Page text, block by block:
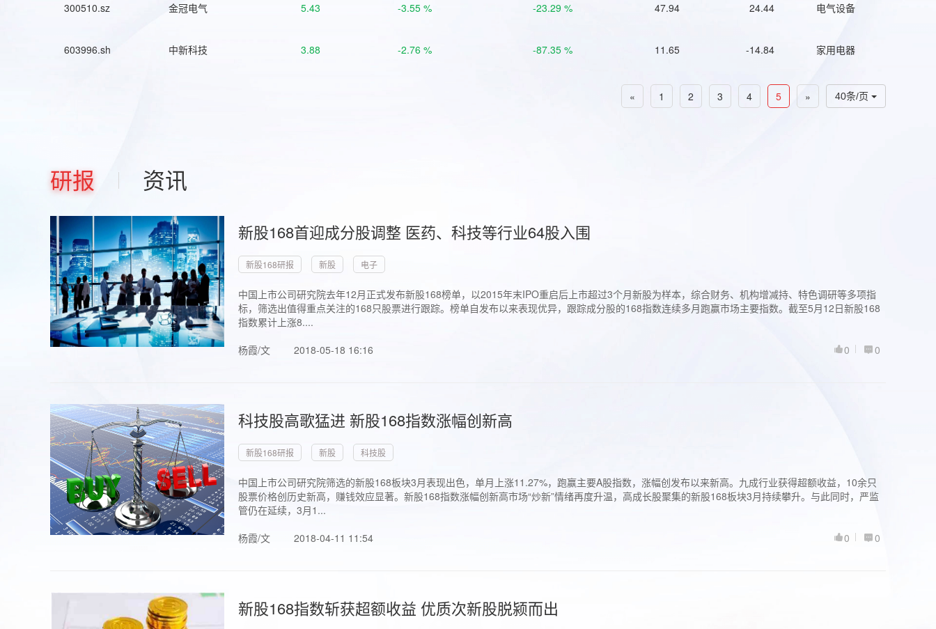
300510.sz 金冠电气 5.43 -3.55 % -23.29 % 47.94 24.44 电气设备
603996.sh 中新科技 3.88 -2.76 % -87.35 % 11.65 -14.84 家用电器
40条/页
« 1 2 3 4 5 »
研报 资讯
新股168首迎成分股调整 医药、科技等行业64股入围
新股168研报 新股 电子
中国上市公司研究院去年12月正式发布新股168榜单，以2015年末IPO重启后上市超过3个月新股为样本，综合财务、机构增减持、特色调研等多项指
标，筛选出值得重点关注的168只股票进行跟踪。榜单自发布以来表现优异，跟踪成分股的168指数连续多月跑赢市场主要指数。截至5月12日新股168
指数累计上涨8....
杨霞/文
2018-05-18 16:16 0
0
科技股高歌猛进 新股168指数涨幅创新高
新股168研报 新股 科技股
中国上市公司研究院筛选的新股168板块3月表现出色，单月上涨11.27%，跑赢主要A股指数，涨幅创发布以来新高。九成行业获得超额收益，10余只
股票价格创历史新高，赚钱效应显著。新股168指数涨幅创新高市场“炒新”情绪再度升温，高成长股聚集的新股168板块3月持续攀升。与此同时，严监
管仍在延续，3月1...
杨霞/文
2018-04-11 11:54 0
0
新股168指数斩获超额收益 优质次新股脱颍而出